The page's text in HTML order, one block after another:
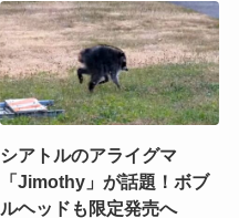
シアトルのアライグマ
「Jimothy」が話題！ボブ
ルヘッドも限定発売へ